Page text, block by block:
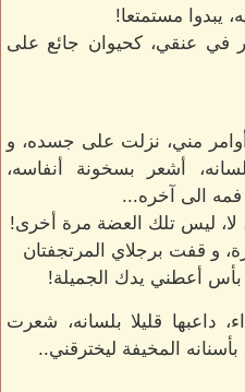
يبدوا مستمتعا!
في عنقي، كحيوان جائع على
مني، نزلت على جسده، و
أشعر بسخونة أنفاسه،
فمه الى آخره...
ليس تلك العضة مرة أخرى!
و قفت برجلاي المرتجفتان
بأس أعطني يدك الجميلة!
قليلا بلسانه، شعرت
المخيفة ليخترقني..